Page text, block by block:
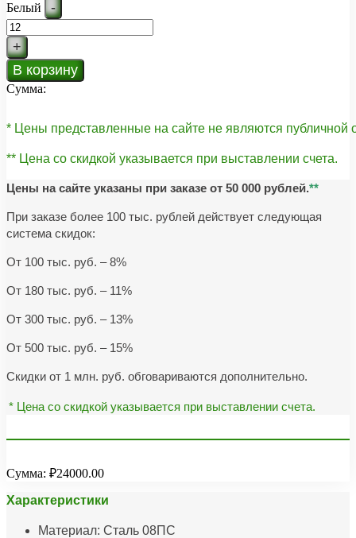
Белый
-
+
В корзину
Сумма:
* Цены представленные на сайте не являются публичной
** Цена со скидкой указывается при выставлении счета.
Цены на сайте указаны при заказе от 50 000 рублей.**
При заказе более 100 тыс. рублей действует следующая
система скидок:
От 100 тыс. руб. – 8%
От 180 тыс. руб. – 11%
От 300 тыс. руб. – 13%
От 500 тыс. руб. – 15%
Скидки от 1 млн. руб. обговариваются дополнительно.
* Цена со скидкой указывается при выставлении счета.
Сумма: ₽24000.00
Характеристики
Материал: Сталь 08ПС